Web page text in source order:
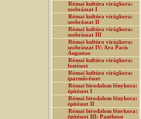
Római kultúra virágkora:
szobrászat I
Római kultúra virágkora:
szobrászat II
Római kultúra virágkora:
szobrászat III
Római kultúra virágkora:
szobrászat IV: Ara Pacis
Augustae
Római kultúra virágkora:
festészet
Római kultúra virágkora:
iparművészet
Római birodalom fénykora:
építészet I
Római birodalom fénykora:
építészet II
Római birodalom fénykora:
építészet III: Pantheon